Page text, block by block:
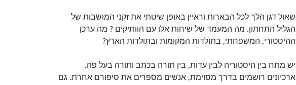
שאול דגן הלך לכל הבארות וראיין באופן שיטתי את זקני המושבות של
הגליל התחתון. מה המעמד של שיחות אלו עם הוותיקים ? מה ערכן
ההיסטורי, המשפחתי, בתולדות המקומות ובתולדות הארץ?
יש מתח בין היסטוריה לבין עדות, בין תורה בכתב ותורה בעל פה.
ארכיונים רושמים בדרך מסוימת, אנשים מספרים את סיפורם אחרת. גם